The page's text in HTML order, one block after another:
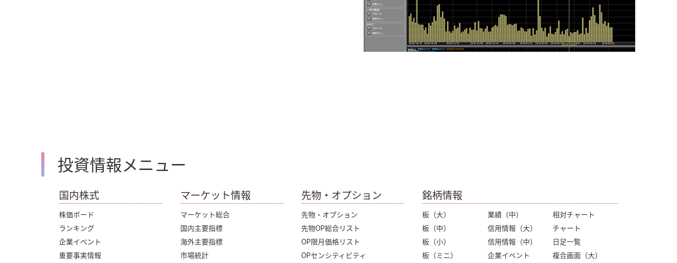
投資情報メニュー
国内株式
株価ボード
ランキング
企業イベント
重要事実情報
マーケット情報
マーケット総合
国内主要指標
海外主要指標
市場統計
先物・オプション
先物・オプション
先物OP総合リスト
OP限月価格リスト
OPセンシティビティ
銘柄情報
板（大）
板（中）
板（小）
板（ミニ）
業績（中）
信用情報（大）
信用情報（中）
企業イベント
相対チャート
チャート
日足一覧
複合画面（大）